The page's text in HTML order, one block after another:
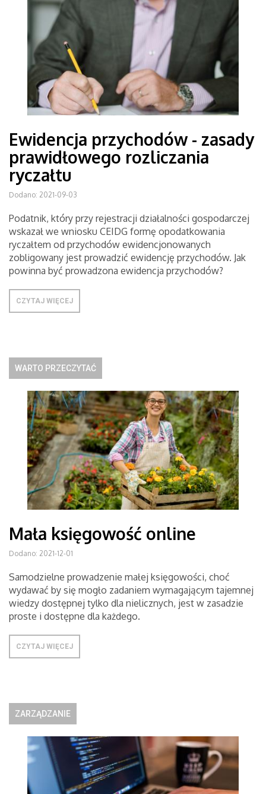
Ewidencja przychodów - zasady
prawidłowego rozliczania
ryczałtu
Dodano: 2021-09-03
Podatnik, który przy rejestracji działalności gospodarczej
wskazał we wniosku CEIDG formę opodatkowania
ryczałtem od przychodów ewidencjonowanych
zobligowany jest prowadzić ewidencję przychodów. Jak
powinna być prowadzona ewidencja przychodów?
CZYTAJ WIĘCEJ
WARTO PRZECZYTAĆ
Mała księgowość online
Dodano: 2021-12-01
Samodzielne prowadzenie małej księgowości, choć
wydawać by się mogło zadaniem wymagającym tajemnej
wiedzy dostępnej tylko dla nielicznych, jest w zasadzie
proste i dostępne dla każdego.
CZYTAJ WIĘCEJ
ZARZĄDZANIE